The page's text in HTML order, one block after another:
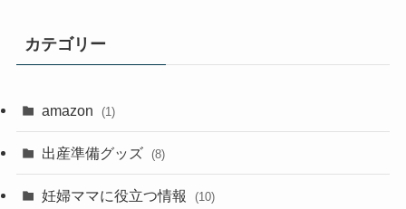
カテゴリー
amazon (1)
出産準備グッズ (8)
妊婦ママに役立つ情報 (10)